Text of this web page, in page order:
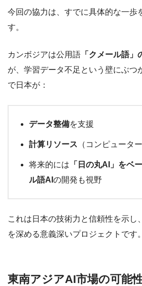
今回の協力は、すでに具体的な一歩
す。
カンボジアは公用語 「クメール語」
が、学習データ不足という壁にぶつ
で日本が：
データ整備を支援
計算リソース （コンピュータ
将来的には 「日の丸AI」をベ
ル語AI の開発も視野
これは日本の技術力と信頼性を示し
を深める意義深いプロジェクトです。
東南アジアAI市場の可能